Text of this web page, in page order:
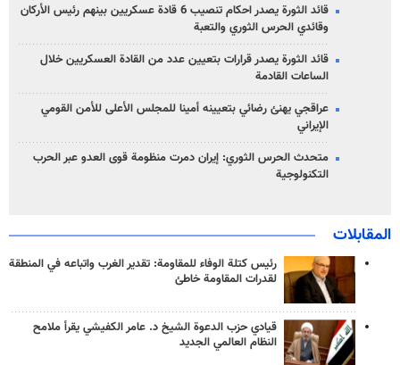
قائد الثورة يصدر احكام تنصيب 6 قادة عسكريين بينهم رئيس الأركان
وقائدي الحرس الثوري والتعبة
قائد الثورة يصدر قرارات بتعيين عدد من القادة العسكريين خلال
الساعات القادمة
عراقجي يهنئ رضائي بتعيينه أمينا للمجلس الأعلى للأمن القومي
الإيراني
متحدث الحرس الثوري: إيران دمرت منظومة قوى العدو عبر الحرب
التكنولوجية
المقابلات
رئيس كتلة الوفاء للمقاومة: تقدير الغرب واتباعه في المنطقة
لقدرات المقاومة خاطئ
قيادي حزب الدعوة الشيخ د. عامر الكفيشي يقرأ ملامح
النظام العالمي الجديد